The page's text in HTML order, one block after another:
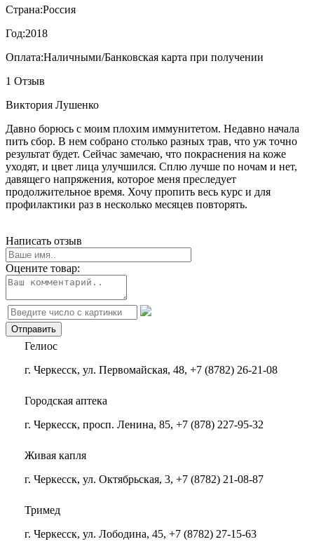
Страна:Россия
Год:2018
Оплата:Наличными/Банковская карта при получении
1 Отзыв
Виктория Лушенко
Давно борюсь с моим плохим иммунитетом. Недавно начала
пить сбор. В нем собрано столько разных трав, что уж точно
результат будет. Сейчас замечаю, что покраснения на коже
уходят, и цвет лица улучшился. Сплю лучше по ночам и нет,
давящего напряжения, которое меня преследует
продолжительное время. Хочу пропить весь курс и для
профилактики раз в несколько месяцев повторять.
Написать отзыв
Оцените товар:
Гелиос
г. Черкесск, ул. Первомайская, 48, +7 (8782) 26-21-08
Городская аптека
г. Черкесск, просп. Ленина, 85, +7 (878) 227-95-32
Живая капля
г. Черкесск, ул. Октябрьская, 3, +7 (8782) 21-08-87
Тримед
г. Черкесск, ул. Лободина, 45, +7 (8782) 27-15-63